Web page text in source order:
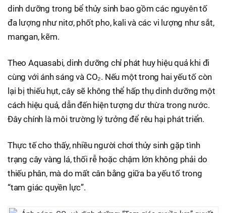
dinh dưỡng trong bể thủy sinh bao gồm các nguyên tố
đa lượng như nitơ, phốt pho, kali và các vi lượng như sắt,
mangan, kẽm.
Theo Aquasabi, dinh dưỡng chỉ phát huy hiệu quả khi đi
cùng với ánh sáng và CO₂. Nếu một trong hai yếu tố còn
lại bị thiếu hụt, cây sẽ không thể hấp thụ dinh dưỡng một
cách hiệu quả, dẫn đến hiện tượng dư thừa trong nước.
Đây chính là môi trường lý tưởng để rêu hại phát triển.
Thực tế cho thấy, nhiều người chơi thủy sinh gặp tình
trạng cây vàng lá, thối rễ hoặc chậm lớn không phải do
thiếu phân, mà do mất cân bằng giữa ba yếu tố trong
“tam giác quyền lực”.